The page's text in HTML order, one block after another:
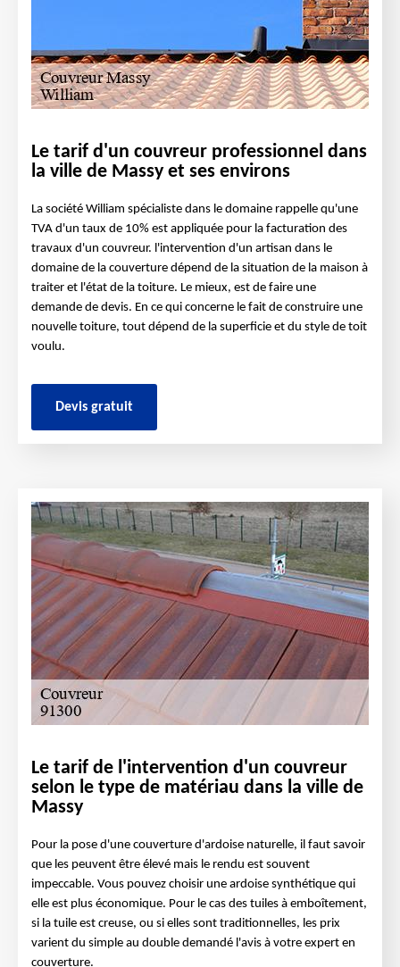
Le tarif d'un couvreur professionnel dans
la ville de Massy et ses environs
La société William spécialiste dans le domaine rappelle qu'une
TVA d'un taux de 10% est appliquée pour la facturation des
travaux d'un couvreur. l'intervention d'un artisan dans le
domaine de la couverture dépend de la situation de la maison à
traiter et l'état de la toiture. Le mieux, est de faire une
demande de devis. En ce qui concerne le fait de construire une
nouvelle toiture, tout dépend de la superficie et du style de toit
voulu.
Devis gratuit
Le tarif de l'intervention d'un couvreur
selon le type de matériau dans la ville de
Massy
Pour la pose d'une couverture d'ardoise naturelle, il faut savoir
que les peuvent être élevé mais le rendu est souvent
impeccable. Vous pouvez choisir une ardoise synthétique qui
elle est plus économique. Pour le cas des tuiles à emboîtement,
si la tuile est creuse, ou si elles sont traditionnelles, les prix
varient du simple au double demandé l'avis à votre expert en
couverture.